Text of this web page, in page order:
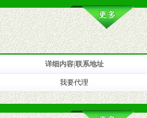
培训。
详细内容|联系地址
我要代理